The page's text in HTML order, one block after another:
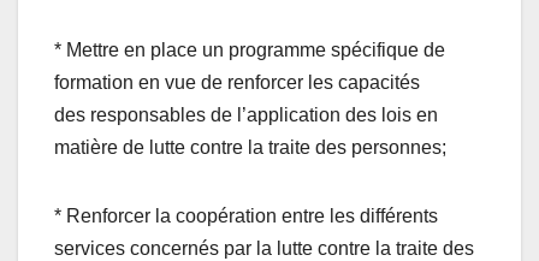
* Mettre en place un programme spécifique de
formation en vue de renforcer les capacités
des responsables de l’application des lois en
matière de lutte contre la traite des personnes;
* Renforcer la coopération entre les différents
services concernés par la lutte contre la traite des